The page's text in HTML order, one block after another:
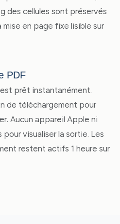
des cellules sont préservés
mise en page fixe lisible sur
PDF
prêt instantanément.
de téléchargement pour
Aucun appareil Apple ni
visualiser la sortie. Les
restent actifs 1 heure sur